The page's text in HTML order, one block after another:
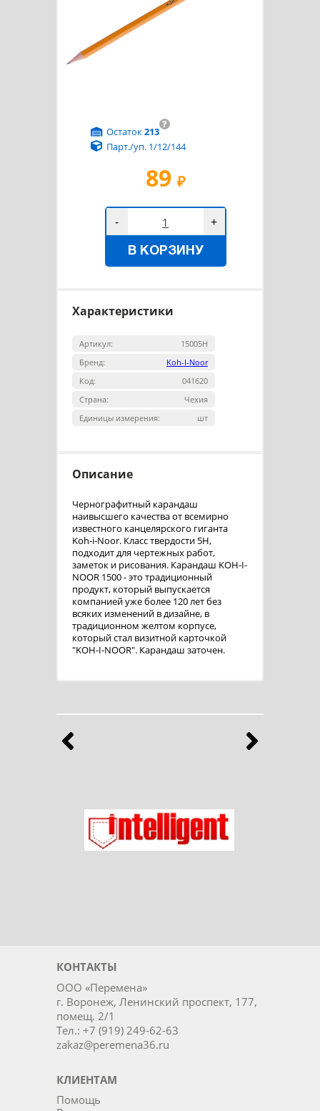
89 ₽
?
Остаток213
Парт./уп. 1/12/144
- +
В КОРЗИНУ
Характеристики
Артикул:
15005Н
Бренд:
Koh-I-Noor
Код:
041620
Страна:
Чехия
Единицы измерения:
шт
Описание
Чернографитный карандаш
наивысшего качества от всемирно
известного канцелярского гиганта
Koh-i-Noor. Класс твердости 5H,
подходит для чертежных работ,
заметок и рисования. Карандаш KOH-I-
NOOR 1500 - это традиционный
продукт, который выпускается
компанией уже более 120 лет без
всяких изменений в дизайне, в
традиционном желтом корпусе,
который стал визитной карточкой
"KOH-I-NOOR". Карандаш заточен.
Бренды
Выберите продукты любимого бренда
Intelligent
КОНТАКТЫ
ООО «Перемена»
г. Воронеж, Ленинский проспект, 177,
помещ. 2/1
Тел.: +7 (919) 249-62-63
zakaz@peremena36.ru
КЛИЕНТАМ
Помощь